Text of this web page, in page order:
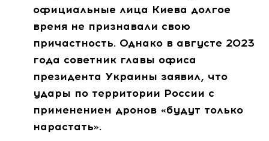
официальные лица Киева долгое
время не признавали свою
причастность. Однако в августе 2023
года советник главы офиса
президента Украины заявил, что
удары по территории России с
применением дронов «будут только
нарастать».